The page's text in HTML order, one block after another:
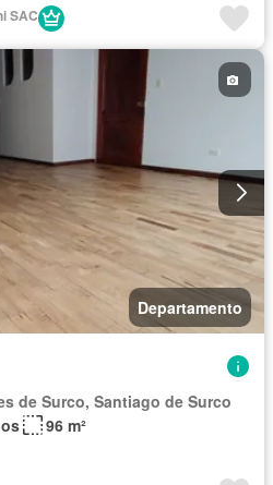
SAC
Departamento
de Surco, Santiago de Surco
96 m²